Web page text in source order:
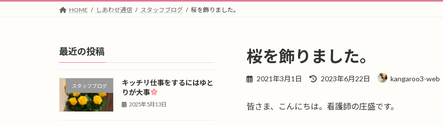
HOME しあわせ通信 スタッフブログ 桜を飾りました。
桜を飾りました。
2021年3月1日
最
新
2023年6月22日 kangaroo3-web
皆さま、こんにちは。看護師の庄盛です。
最近の投稿
スタッフブログ
キッチリ仕事をするにはゆと
りが大事
2025年5月13日